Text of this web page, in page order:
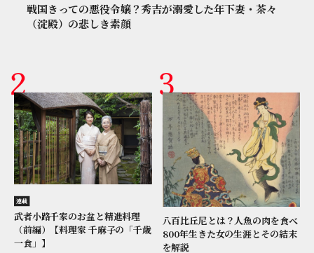
戦国きっての悪役令嬢？秀吉が溺愛した年下妻・茶々
（淀殿）の悲しき素顔
連載
武者小路千家のお盆と精進料理
（前編）【料理家 千麻子の「千歳
一食」】
八百比丘尼とは？人魚の肉を食べ
800年生きた女の生涯とその結末
を解説